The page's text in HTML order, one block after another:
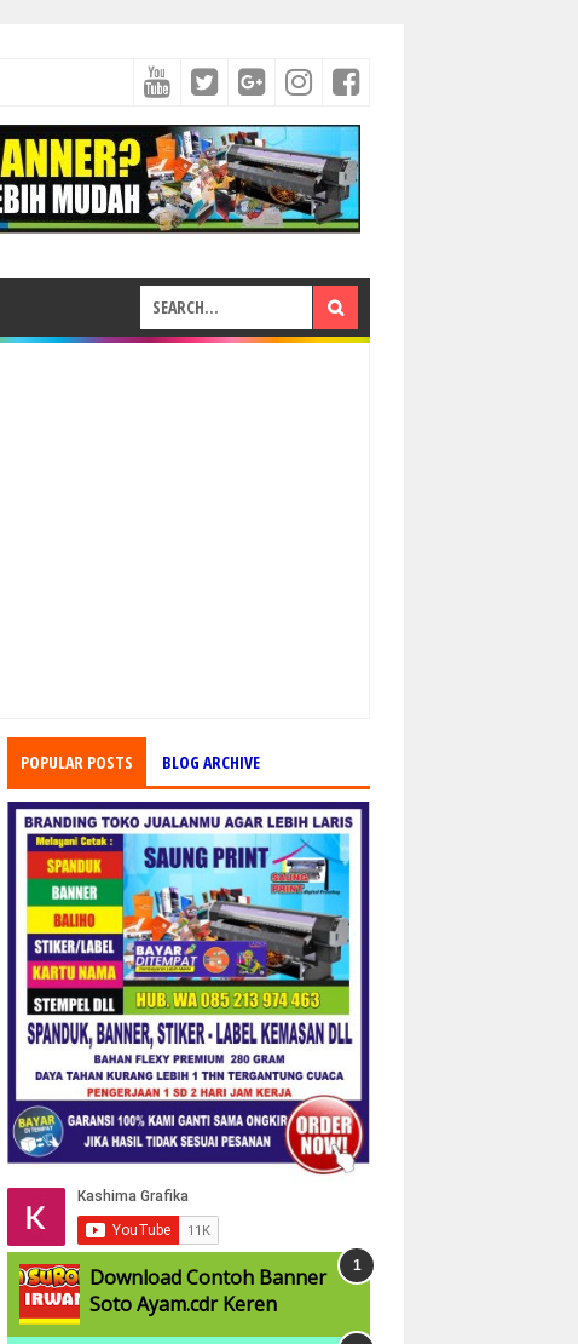
POPULAR POSTS BLOG ARCHIVE
Download Contoh Banner
Soto Ayam.cdr Keren